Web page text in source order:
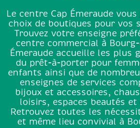
Le centre Cap Émeraude
choix de boutiques pour vos
Trouvez votre enseigne
centre commercial à
Émeraude accueille les plus
du prêt-à-porter pour
enfants ainsi que de
enseignes de services
bijoux et accessoires,
loisirs, espaces beautés
Retrouvez toutes les
et même lieu convivial à